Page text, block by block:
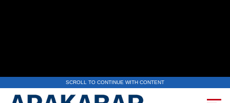
SCROLL TO CONTINUE WITH CONTENT